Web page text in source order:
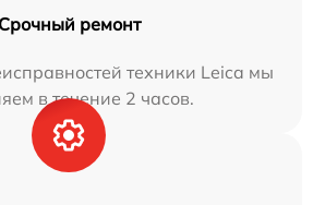
Срочный ремонт
техники Leica мы
в течение 2 часов.